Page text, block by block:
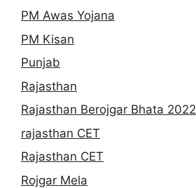
PM Awas Yojana
PM Kisan
Punjab
Rajasthan
Rajasthan Berojgar Bhata 2022
rajasthan CET
Rajasthan CET
Rojgar Mela